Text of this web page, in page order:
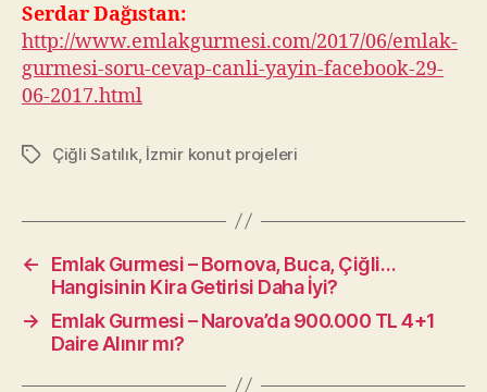
Alınır
mı?
Serdar Dağıstan:
http://www.emlakgurmesi.com/2017/06/emlak-
gurmesi-soru-cevap-canli-yayin-facebook-29-
06-2017.html
TagsÇiğli Satılık, İzmir konut projeleri
←
Emlak Gurmesi – Bornova, Buca, Çiğli…
Hangisinin Kira Getirisi Daha İyi?
→
Emlak Gurmesi – Narova’da 900.000 TL 4+1
Daire Alınır mı?